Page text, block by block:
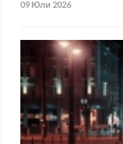
09 Юли 2026